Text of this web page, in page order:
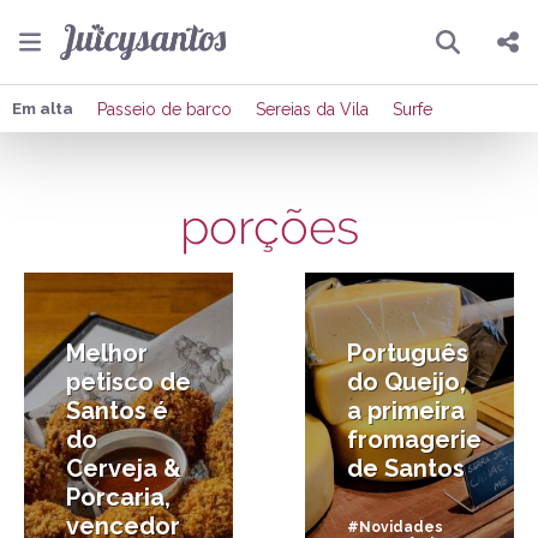
Pesquisar
Compartilhar
Publicar no Facebook
Publicar no X
Em alta Passeio de barco Sereias da Vila Surfe
porções
2/12/2024
Melhor
petisco de
Santos é
do
Cerveja &
Porcaria,
vencedor
Português
do Queijo,
a primeira
fromagerie
de Santos
#Novidades